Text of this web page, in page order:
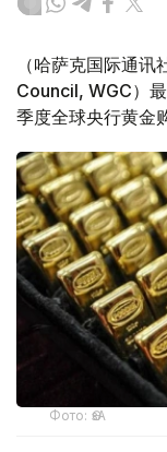
（哈萨克国际通
Council, WGC）
季度全球央行黄金
Фото: ӨзА